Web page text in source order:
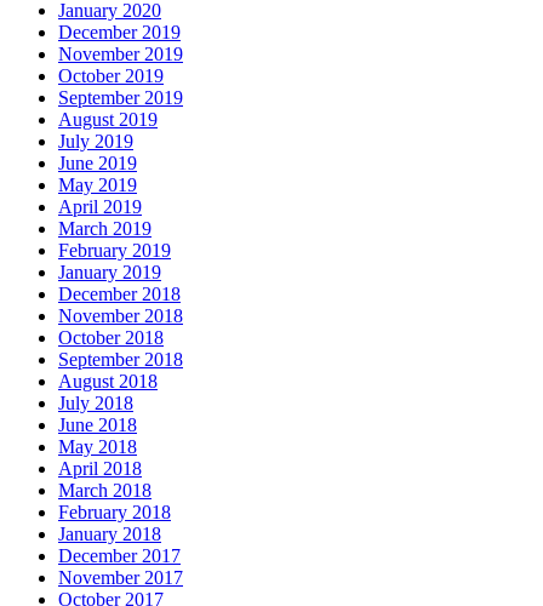
January 2020
December 2019
November 2019
October 2019
September 2019
August 2019
July 2019
June 2019
May 2019
April 2019
March 2019
February 2019
January 2019
December 2018
November 2018
October 2018
September 2018
August 2018
July 2018
June 2018
May 2018
April 2018
March 2018
February 2018
January 2018
December 2017
November 2017
October 2017